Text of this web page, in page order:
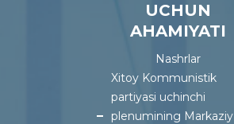
UCHUN
AHAMIYATI
Nashrlar
Xitoy Kommunistik
partiyasi uchinchi
plenumining Markaziy